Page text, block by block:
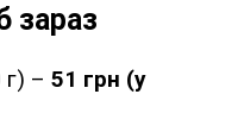
зараз
– 51 грн (у